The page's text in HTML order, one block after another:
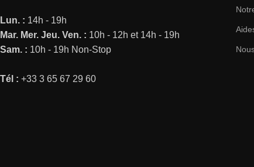
Lun. : 14h - 19h
Mar. Mer. Jeu. Ven. : 10h - 12h et 14h - 19h
Sam. : 10h - 19h Non-Stop
Tél : +33 3 65 67 29 60